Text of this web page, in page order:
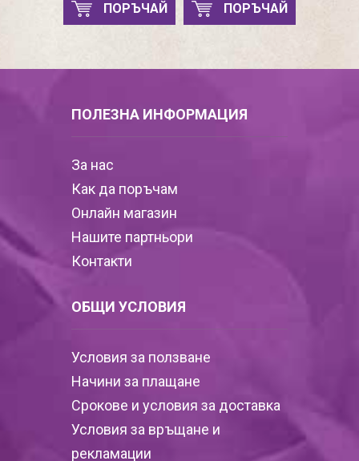
ПОРЪЧАЙ ПОРЪЧАЙ
ПОЛЕЗНА ИНФОРМАЦИЯ
За нас
Как да поръчам
Онлайн магазин
Нашите партньори
Контакти
ОБЩИ УСЛОВИЯ
Условия за ползване
Начини за плащане
Срокове и условия за доставка
Условия за връщане и
рекламации